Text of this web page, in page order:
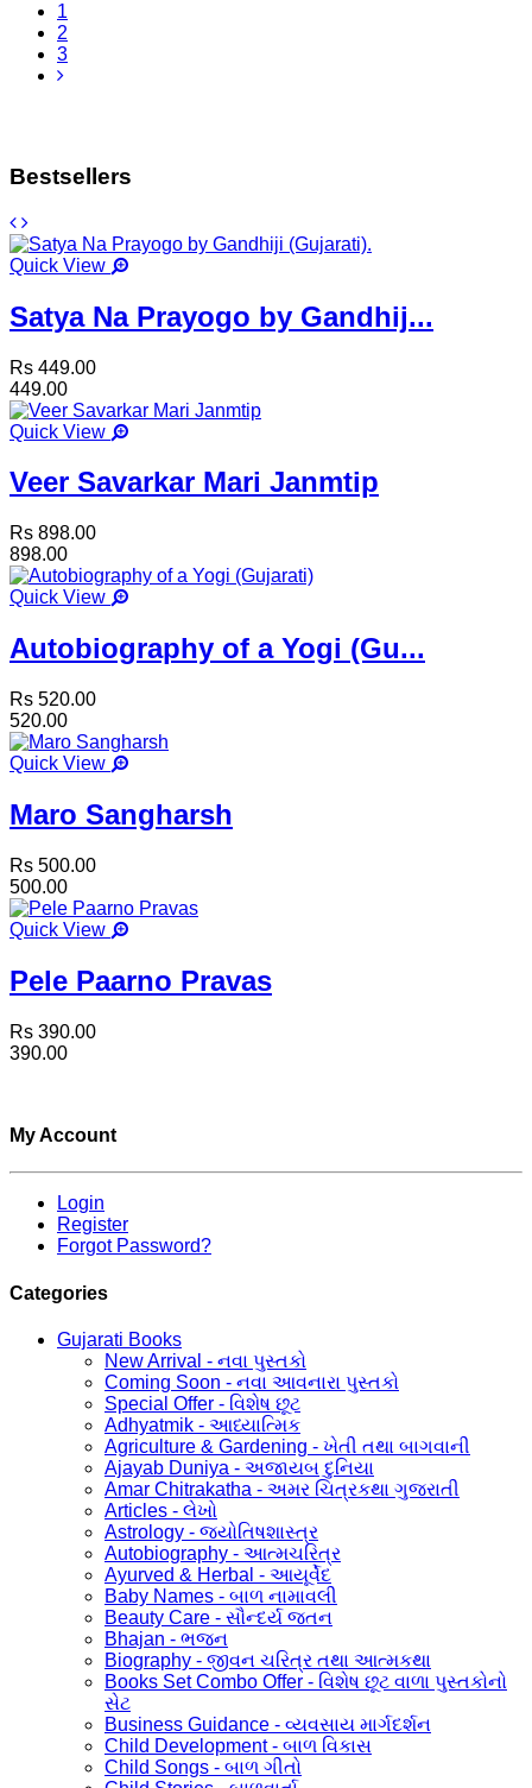
1
2
3
Bestsellers
Quick View
Satya Na Prayogo by Gandhij...
Rs 449.00
449.00
Quick View
Veer Savarkar Mari Janmtip
Rs 898.00
898.00
Quick View
Autobiography of a Yogi (Gu...
Rs 520.00
520.00
Quick View
Maro Sangharsh
Rs 500.00
500.00
Quick View
Pele Paarno Pravas
Rs 390.00
390.00
My Account
Login
Register
Forgot Password?
Categories
Gujarati Books
New Arrival - નવા પુસ્તકો
Coming Soon - નવા આવનારા પુસ્તકો
Special Offer - વિશેષ છૂટ
Adhyatmik - આધ્યાત્મિક
Agriculture & Gardening - ખેતી તથા બાગવાની
Ajayab Duniya - અજાયબ દુનિયા
Amar Chitrakatha - અમર ચિત્રકથા ગુજરાતી
Articles - લેખો
Astrology - જ્યોતિષશાસ્ત્ર
Autobiography - આત્મચરિત્ર
Ayurved & Herbal - આયૂર્વેદ
Baby Names - બાળ નામાવલી
Beauty Care - સૌન્દર્ય જતન
Bhajan - ભજન
Biography - જીવન ચરિત્ર તથા આત્મકથા
Books Set Combo Offer - વિશેષ છૂટ વાળા પુસ્તકોનો
સેટ
Business Guidance - વ્યવસાય માર્ગદર્શન
Child Development - બાળ વિકાસ
Child Songs - બાળ ગીતો